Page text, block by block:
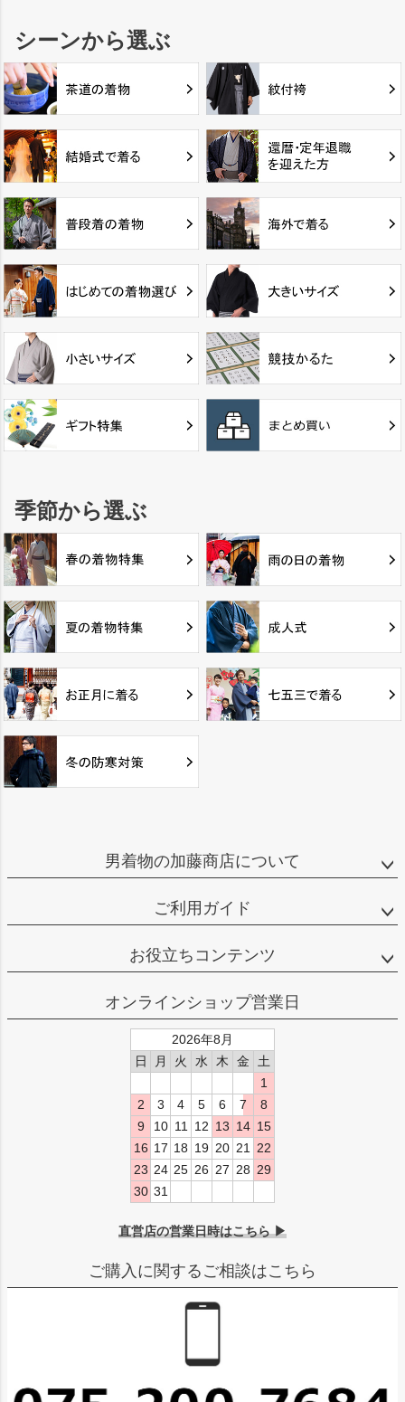
シーンから選ぶ
季節から選ぶ
男着物の加藤商店について
ご利用ガイド
お役立ちコンテンツ
オンラインショップ営業日
2026年8月
日
月 火 水 木 金
土
1
2
3 4 5 6 7
8
9
10 11 12 13 14 15
16 17 18 19 20 21
22
23 24 25 26 27 28 29
30 31
直営店の営業日時はこちら ▶
ご購入に関するご相談はこちら